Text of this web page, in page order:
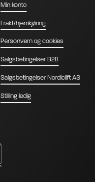
Min konto
Frakt/hjemkjøring
Personvern og cookies
Salgsbetingelser B2B
Salgsbetingelser Nordiclift AS
Stilling ledig